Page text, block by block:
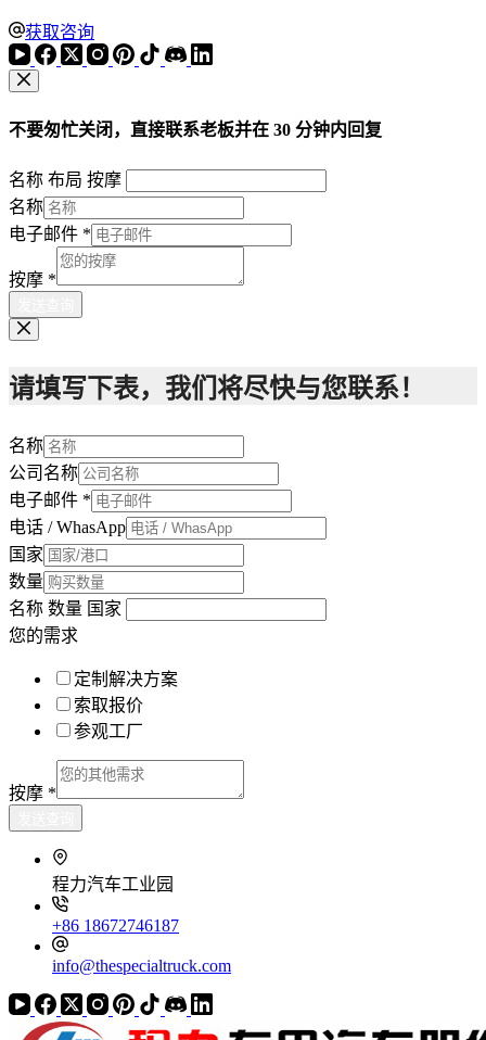
获取咨询
不要匆忙关闭，直接联系老板并在 30 分钟内回复
名称 布局 按摩
名称
电子邮件 *
按摩 *
请填写下表，我们将尽快与您联系！
名称
公司名称
电子邮件 *
电话 / WhasApp
国家
数量
名称 数量 国家
您的需求
定制解决方案
索取报价
参观工厂
按摩 *
程力汽车工业园
+86 18672746187
info@thespecialtruck.com